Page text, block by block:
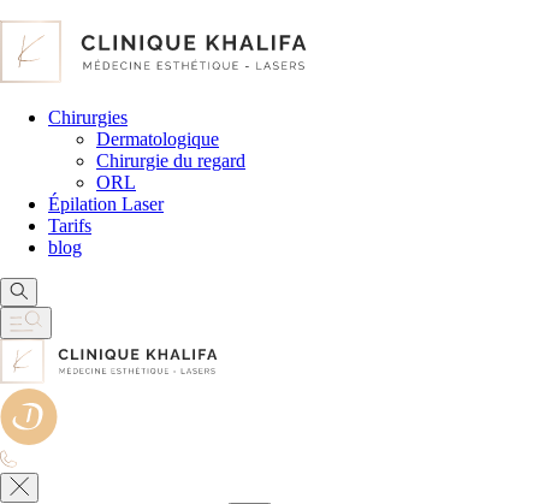
Chirurgies
Dermatologique
Chirurgie du regard
ORL
Épilation Laser
Tarifs
blog